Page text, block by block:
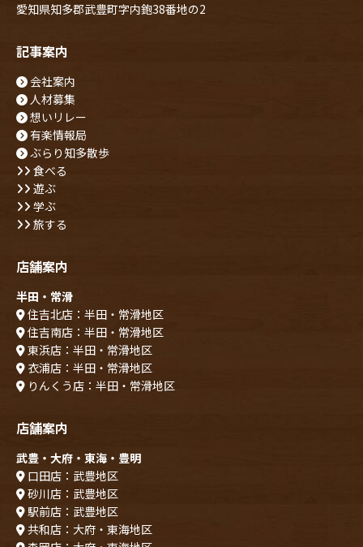
愛知県知多郡武豊町字内鉋38番地の2
記事案内
会社案内
人材募集
想いリレー
有楽情報局
ぶらり知多散歩
食べる
遊ぶ
学ぶ
旅する
店舗案内
半田・常滑
住吉北店：半田・常滑地区
住吉南店：半田・常滑地区
東浜店：半田・常滑地区
衣浦店：半田・常滑地区
りんくう店：半田・常滑地区
店舗案内
武豊・大府・東海・豊明
口田店：武豊地区
砂川店：武豊地区
駅前店：武豊地区
共和店：大府・東海地区